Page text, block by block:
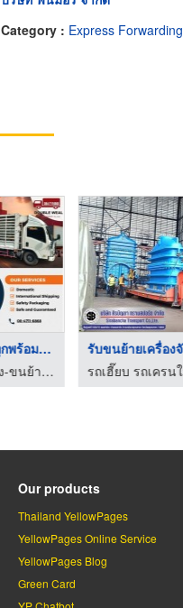
Category : Express Forwarding
เช่ารถบรรทุกพร้อมคนย ...
บริการขนส่ง-ขนย้าย พร้อมพนักงานยกของ
Our products
Thailand YellowPages
YellowPages Online Service
YellowPages Blog
Green Card